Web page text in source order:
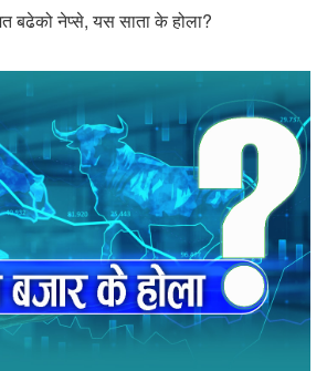
बढेको नेप्से, यस साता के होला?